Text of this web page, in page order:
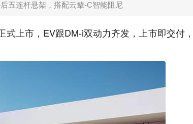
五连杆悬架，搭配云辇-C智能阻尼
上市，EV跟DM-i双动力齐发，上市即交付